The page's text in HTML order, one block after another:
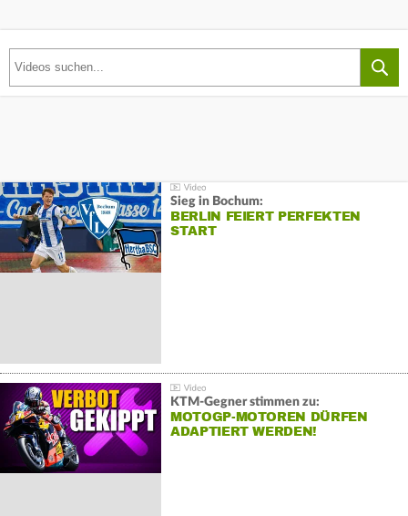
Sieg in Bochum:
BERLIN FEIERT PERFEKTEN
START
KTM-Gegner stimmen zu:
MOTOGP-MOTOREN DÜRFEN
ADAPTIERT WERDEN!